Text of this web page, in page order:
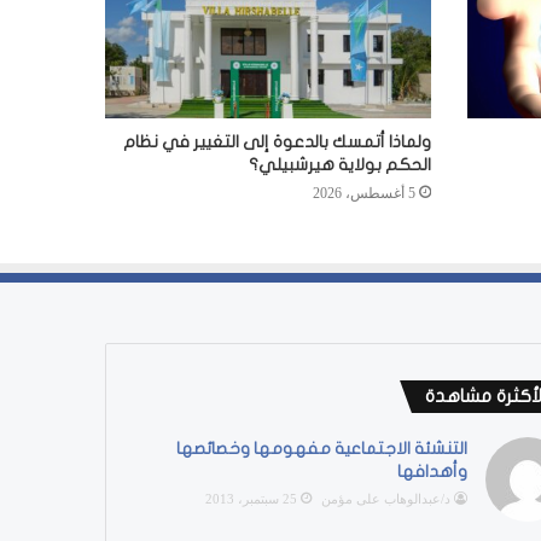
ولماذا أتمسك بالدعوة إلى التغيير في نظام
الحكم بولاية هيرشبيلي؟
5 أغسطس، 2026
مشاهدة
التنشئة الاجتماعية مفهومها وخصائصها
وأهدافها
د/عبدالوهاب على مؤمن 25 سبتمبر، 2013